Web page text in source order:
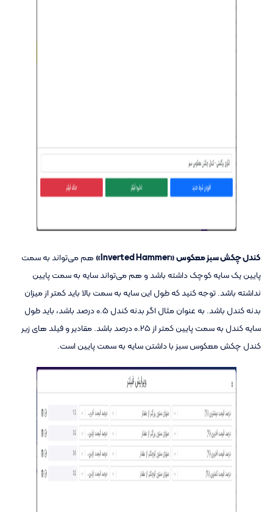
کندل چکش سبز معکوس «Inverted Hammer»
هم می‌تواند به سمت
پایین یک سایه کوچک داشته باشد و هم می‌تواند سایه به سمت پایین
نداشته باشد. توجه کنید که طول این سایه به سمت بالا باید کمتر از میزان
بدنه کندل باشد. به عنوان مثال اگر بدنه کندل 0.5 درصد باشد، باید طول
سایه کندل به سمت پایین کمتر از 0.25 درصد باشد. مقادیر و فیلد های زیر
کندل چکش معکوس سبز با داشتن سایه به سمت پایین است.